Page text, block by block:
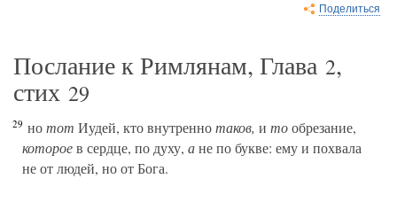
Поделиться
Послание к Римлянам, Глава 2,
стих 29
29 нотот Иудей, кто внутреннотаков, и тообрезание,
котороев сердце, по духу, ане по букве: ему и похвала
не от людей, но от Бога.